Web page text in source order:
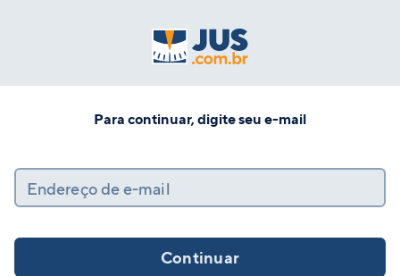
Para continuar, digite seu e-mail
Endereço de e-mail
Continuar